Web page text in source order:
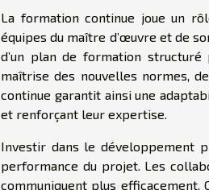
La formation continue joue un
équipes du maître d’œuvre et de
d’un plan de formation
maîtrise des nouvelles normes,
continue garantit ainsi une
et renforçant leur expertise.
Investir dans le développement
performance du projet. Les
communiquent plus efficacement.